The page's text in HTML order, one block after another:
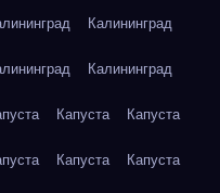
Калининград
Калининград
Капуста Капуста
Капуста Капуста